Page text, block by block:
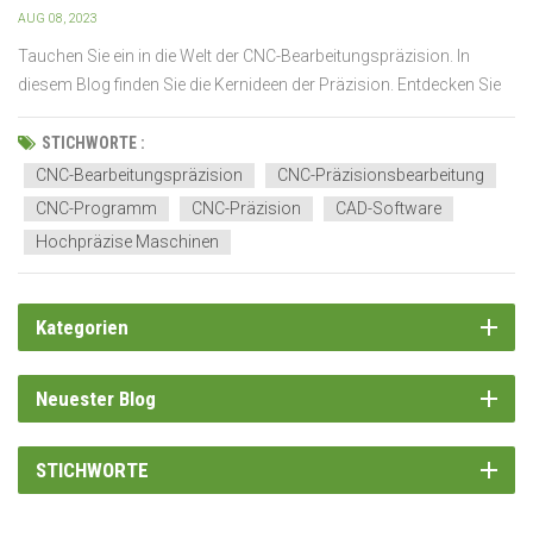
AUG 08, 2023
Tauchen Sie ein in die Welt der CNC-Bearbeitungspräzision. In
diesem Blog finden Sie die Kernideen der Präzision. Entdecken Sie
seine Bedeutung im CNC-Betrieb. Entdecken Sie die Möglichkeiten
zur Kontrolle der Genauigkeit. Erfahren Sie mehr über die Arten von
CNC-Maschinen und so weiter! Prinzi...
STICHWORTE :
CNC-Bearbeitungspräzision
CNC-Präzisionsbearbeitung
CNC-Programm
CNC-Präzision
CAD-Software
Hochpräzise Maschinen
Kategorien
Neuester Blog
STICHWORTE